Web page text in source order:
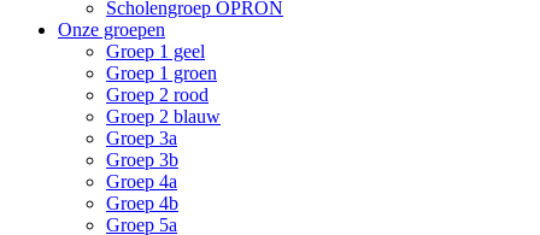
Scholengroep OPRON
Onze groepen
Groep 1 geel
Groep 1 groen
Groep 2 rood
Groep 2 blauw
Groep 3a
Groep 3b
Groep 4a
Groep 4b
Groep 5a